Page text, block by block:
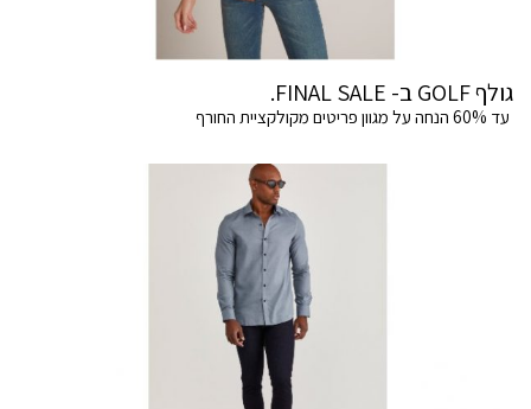
גולף GOLF ב- FINAL SALE.
עד 60% הנחה על מגוון פריטים מקולקציית החורף